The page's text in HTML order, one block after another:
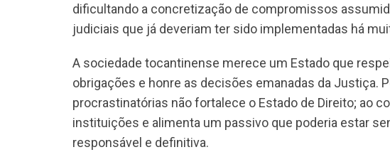
dificultando a concretização de compromissos
judiciais que já deveriam ter sido implementadas há
A sociedade tocantinense merece um Estado que
obrigações e honre as decisões emanadas da Justiça.
procrastinatórias não fortalece o Estado de Direito; ao
instituições e alimenta um passivo que poderia estar
responsável e definitiva.